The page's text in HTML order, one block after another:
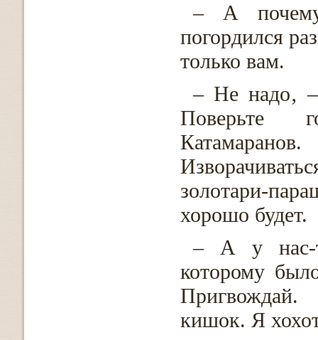
– А
погордился
только вам.
– Не надо‚
Поверьте
золотари-
хорошо будет.
– А у нас-
которому
кишок. Я